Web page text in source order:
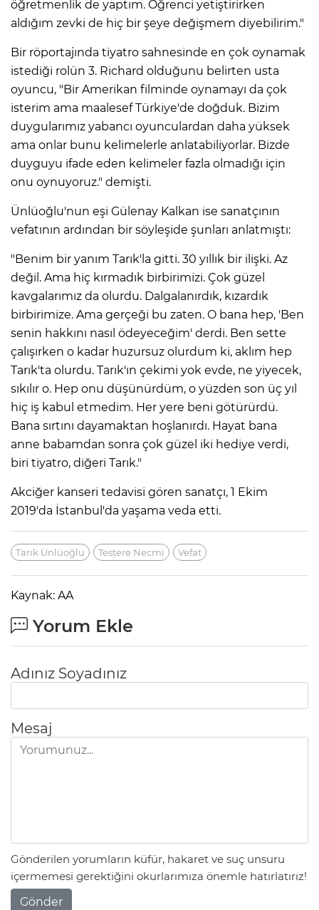
öğretmenlik de yaptım. Öğrenci yetiştirirken
aldığım zevki de hiç bir şeye değişmem diyebilirim."
Bir röportajında tiyatro sahnesinde en çok oynamak
istediği rolün 3. Richard olduğunu belirten usta
oyuncu, "Bir Amerikan filminde oynamayı da çok
isterim ama maalesef Türkiye'de doğduk. Bizim
duygularımız yabancı oyunculardan daha yüksek
ama onlar bunu kelimelerle anlatabiliyorlar. Bizde
duyguyu ifade eden kelimeler fazla olmadığı için
onu oynuyoruz." demişti.
Ünlüoğlu'nun eşi Gülenay Kalkan ise sanatçının
vefatının ardından bir söyleşide şunları anlatmıştı:
"Benim bir yanım Tarık'la gitti. 30 yıllık bir ilişki. Az
değil. Ama hiç kırmadık birbirimizi. Çok güzel
kavgalarımız da olurdu. Dalgalanırdık, kızardık
birbirimize. Ama gerçeği bu zaten. O bana hep, 'Ben
senin hakkını nasıl ödeyeceğim' derdi. Ben sette
çalışırken o kadar huzursuz olurdum ki, aklım hep
Tarık'ta olurdu. Tarık'ın çekimi yok evde, ne yiyecek,
sıkılır o. Hep onu düşünürdüm, o yüzden son üç yıl
hiç iş kabul etmedim. Her yere beni götürürdü.
Bana sırtını dayamaktan hoşlanırdı. Hayat bana
anne babamdan sonra çok güzel iki hediye verdi,
biri tiyatro, diğeri Tarık."
Akciğer kanseri tedavisi gören sanatçı, 1 Ekim
2019'da İstanbul'da yaşama veda etti.
Tarık Ünlüoğlu Testere Necmi Vefat
Kaynak: AA
Yorum Ekle
Adınız Soyadınız
Mesaj
Gönderilen yorumların küfür, hakaret ve suç unsuru
içermemesi gerektiğini okurlarımıza önemle hatırlatırız!
Gönder